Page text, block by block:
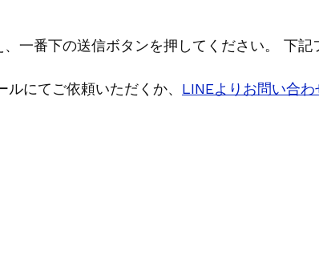
一番下の送信ボタンを押してください。 下記
ルにてご依頼いただくか、 LINEよりお問い合わ